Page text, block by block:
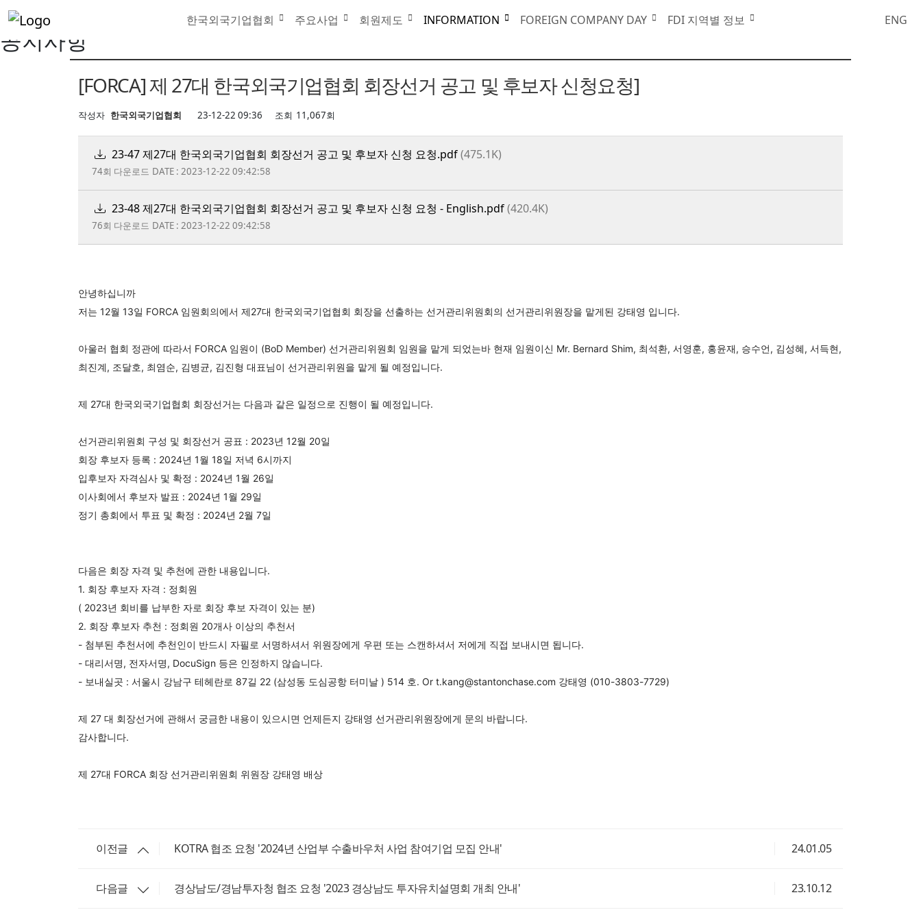
한국외국기업협회 주요사업 회원제도 INFORMATION FOREIGN COMPANY DAY FDI 지역별 정보 ENG
INFORMATION 공지사항
공지사항
[FORCA] 제 27대 한국외국기업협회 회장선거 공고 및 후보자 신청요청]
작성자 한국외국기업협회 23-12-22 09:36 조회 11,067회
23-47 제27대 한국외국기업협회 회장선거 공고 및 후보자 신청 요청.pdf(475.1K)
74회 다운로드 DATE : 2023-12-22 09:42:58
23-48 제27대 한국외국기업협회 회장선거 공고 및 후보자 신청 요청 - English.pdf(420.4K)
76회 다운로드 DATE : 2023-12-22 09:42:58
안녕하십니까
저는 12월 13일 FORCA 임원회의에서 제27대 한국외국기업협회 회장을 선출하는 선거관리위원회의 선거관리위원장을 맡게된 강태영 입니다.
아울러 협회 정관에 따라서 FORCA 임원이 (BoD Member) 선거관리위원회 임원을 맡게 되었는바 현재 임원이신 Mr. Bernard Shim, 최석환, 서영훈, 홍윤재, 승수언, 김성혜, 서득현,
최진계, 조달호, 최염순, 김병균, 김진형 대표님이 선거관리위원을 맡게 될 예정입니다.
제 27대 한국외국기업협회 회장선거는 다음과 같은 일정으로 진행이 될 예정입니다.
선거관리위원회 구성 및 회장선거 공표 : 2023년 12월 20일
회장 후보자 등록 : 2024년 1월 18일 저녁 6시까지
입후보자 자격심사 및 확정 : 2024년 1월 26일
이사회에서 후보자 발표 : 2024년 1월 29일
정기 총회에서 투표 및 확정 : 2024년 2월 7일
다음은 회장 자격 및 추천에 관한 내용입니다.
1. 회장 후보자 자격 : 정회원
( 2023년 회비를 납부한 자로 회장 후보 자격이 있는 분)
2. 회장 후보자 추천 : 정회원 20개사 이상의 추천서
- 첨부된 추천서에 추천인이 반드시 자필로 서명하셔서 위원장에게 우편 또는 스캔하셔서 저에게 직접 보내시면 됩니다.
- 대리서명, 전자서명, DocuSign 등은 인정하지 않습니다.
- 보내실곳 : 서울시 강남구 테헤란로 87길 22 (삼성동 도심공항 터미날 ) 514 호. Or t.kang@stantonchase.com 강태영 (010-3803-7729)
제 27 대 회장선거에 관해서 궁금한 내용이 있으시면 언제든지 강태영 선거관리위원장에게 문의 바랍니다.
감사합니다.
제 27대 FORCA 회장 선거관리위원회 위원장 강태영 배상
이전글 KOTRA 협조 요청 '2024년 산업부 수출바우처 사업 참여기업 모집 안내' 24.01.05
다음글 경상남도/경남투자청 협조 요청 '2023 경상남도 투자유치설명회 개최 안내' 23.10.12